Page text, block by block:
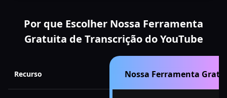
Por que Escolher Nossa Ferramenta
Gratuita de Transcrição do YouTube
Recurso Nossa Ferramenta